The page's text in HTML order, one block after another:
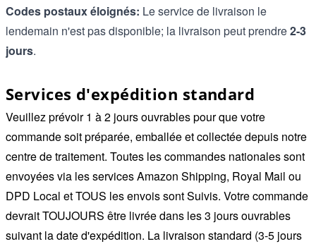
Codes postaux éloignés: Le service de livraison le
lendemain n'est pas disponible; la livraison peut prendre2-3
jours.
Services d'expédition standard
Veuillez prévoir 1 à 2 jours ouvrables pour que votre
commande soit préparée, emballée et collectée depuis notre
centre de traitement. Toutes les commandes nationales sont
envoyées via les services Amazon Shipping, Royal Mail ou
DPD Local et TOUS les envois sont Suivis. Votre commande
devrait TOUJOURS être livrée dans les 3 jours ouvrables
suivant la date d'expédition. La livraison standard (3-5 jours